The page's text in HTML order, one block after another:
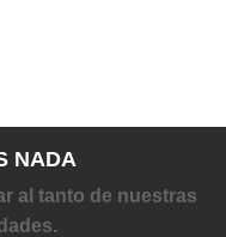
NADA
al tanto de nuestras